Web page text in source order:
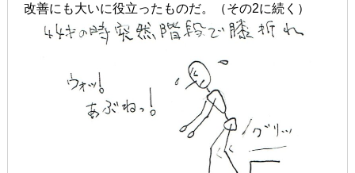
改善にも大いに役立ったものだ。（その2に続く）